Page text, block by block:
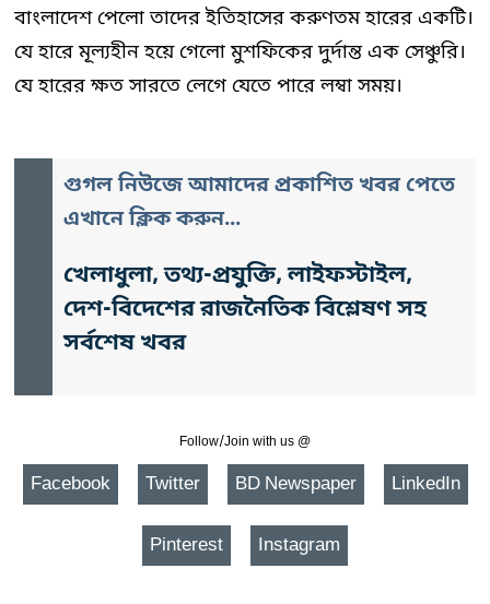
বাংলাদেশ পেলো তাদের ইতিহাসের করুণতম হারের একটি।
যে হারে মূল্যহীন হয়ে গেলো মুশফিকের দুর্দান্ত এক সেঞ্চুরি।
যে হারের ক্ষত সারতে লেগে যেতে পারে লম্বা সময়।
গুগল নিউজে আমাদের প্রকাশিত খবর পেতে
এখানে ক্লিক করুন...
খেলাধুলা, তথ্য-প্রযুক্তি, লাইফস্টাইল,
দেশ-বিদেশের রাজনৈতিক বিশ্লেষণ সহ
সর্বশেষ খবর
Follow/Join with us @
Facebook Twitter BD Newspaper LinkedIn
Pinterest Instagram